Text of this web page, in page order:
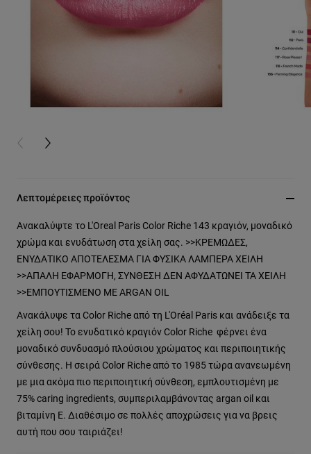
PREVIOUS CARD
NEXT CARD
Λεπτομέρειες προϊόντος
Ανακαλύψτε τo L'Oreal Paris Color Riche 143 κραγιόν, μοναδικό
χρώμα και ενυδάτωση στα χείλη σας. >>ΚΡΕΜΩΔΕΣ,
ΕΝΥΔΑΤΙΚΟ ΑΠΟΤΕΛΕΣΜΑ ΓΙΑ ΦΥΣΙΚΑ ΛΑΜΠΕΡΑ ΧΕΙΛΗ
>>ΑΠΑΛΗ ΕΦΑΡΜΟΓΗ, ΣΥΝΘΕΣΗ ΔΕΝ ΑΦΥΔΑΤΩΝΕΙ ΤΑ ΧΕΙΛΗ
>>ΕΜΠΟΥΤΙΣΜΕΝΟ ΜΕ ARGAN OIL
Ανακάλυψε τα Color Riche από τη L'Oréal Paris και ανάδειξε τα
χείλη σου! To ενυδατικό κραγιόν Color Riche φέρνει ένα
μοναδικό συνδυασμό πλούσιου χρώματος και περιποιητικής
σύνθεσης. Η σειρά Color Riche από το 1985 τώρα ανανεωμένη
με μια ακόμα πιο περιποιητική σύνθεση, εμπλουτισμένη με
75% caring ingredients, συμπεριλαμβάνοντας argan oil και
βιταμίνη Ε. Διαθέσιμο σε πολλές αποχρώσεις για να βρεις
αυτή που σου ταιριάζει!